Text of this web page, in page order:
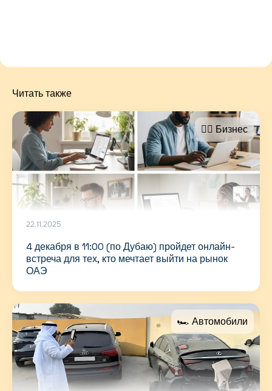
Читать также
🤵‍♂️ Бизнес
22.11.2025
4 декабря в 11:00 (по Дубаю) пройдет онлайн-
встреча для тех, кто мечтает выйти на рынок
ОАЭ
🏎 Автомобили